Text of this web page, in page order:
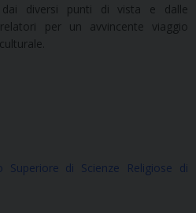
dai diversi punti di vista e dalle
per un avvincente viaggio
Superiore di Scienze Religiose di